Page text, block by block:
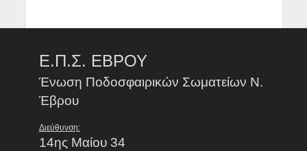
Ε.Π.Σ. ΕΒΡΟΥ
Ένωση Ποδοσφαιρικών Σωματείων Ν.
Έβρου
Διεύθυνση:
14ης Μαίου 34